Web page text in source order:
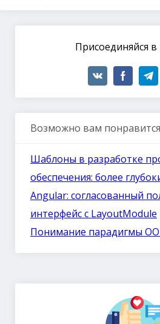
Присоединяйся в
Возможно вам понравится
Шаблоны в разработке
обеспечения: более
Angular: согласованный
интерфейс с LayoutModule
Понимание парадигмы